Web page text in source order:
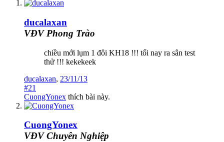
ducalaxan
VĐV Phong Trào
chiều mới lụm 1 đôi KH18 !!! tối nay ra sân test
thử !!! kekekeek
ducalaxan, 23/11/13
#21
CuongYonex thích bài này.
CuongYonex
VĐV Chuyên Nghiệp